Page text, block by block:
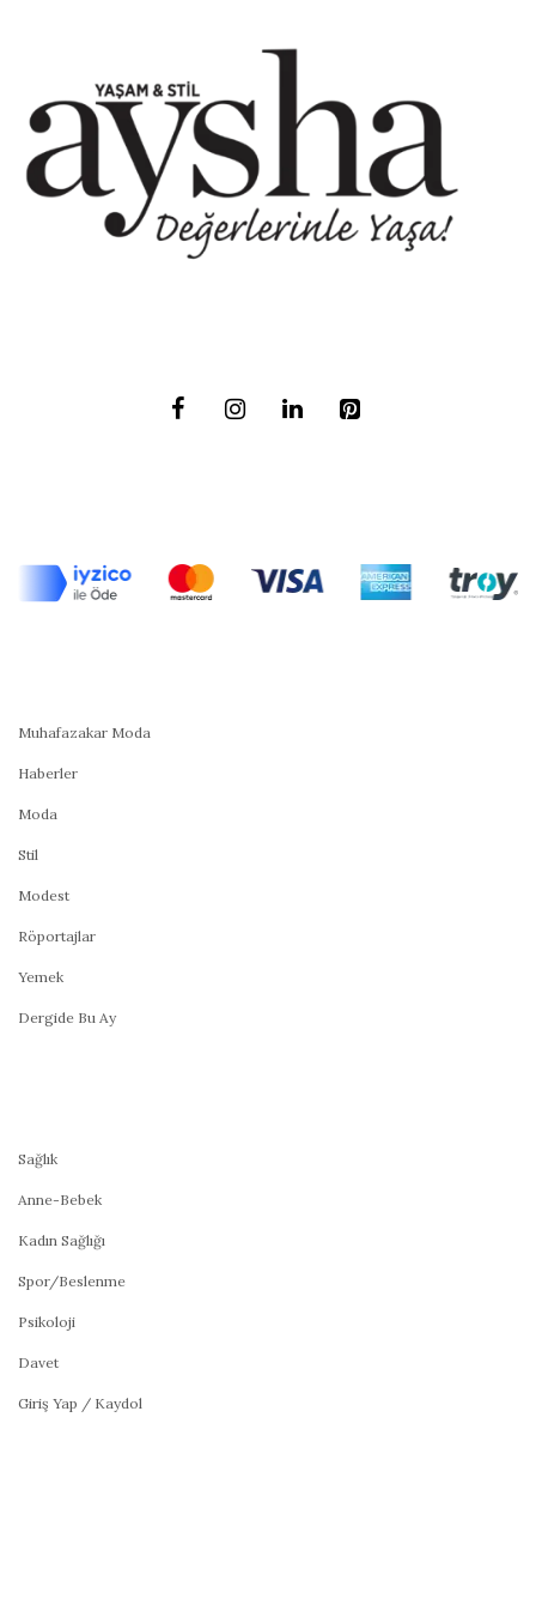
Muhafazakar Moda
Haberler
Moda
Stil
Modest
Röportajlar
Yemek
Dergide Bu Ay
Sağlık
Anne-Bebek
Kadın Sağlığı
Spor/Beslenme
Psikoloji
Davet
Giriş Yap / Kaydol